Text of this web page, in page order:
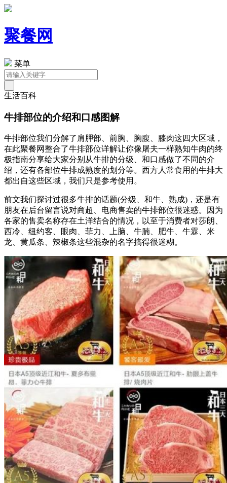
聚餐网
菜单
生活百科
牛排部位的介绍和口感图解
牛排部位我们分解了肩胛部、前胸、胸腹、膝肉这四大区域，
在此聚餐网整合了牛排部位详解让你像屠夫一样熟知牛肉的终
极指南分享给大家分别从牛排的分级、和口感做了不同的介
绍，还有各部位牛排成熟度的划分等。西方人常食用的牛排大
都出自这些区域，我们只是参考使用。
前文我们探讨过很多牛排的话题(分级、和牛、熟成)，还是有
朋友在后台留言说对商超、电商售卖的牛排部位很迷惑。因为
各家的售卖名称存在土洋结合的情况，以至于消费者对莎朗、
西冷、纽约客、眼肉、菲力、上脑、牛腩、肥牛、牛霖、米
龙、黄瓜条、辣椒条这些混杂的名字搞得很迷糊。